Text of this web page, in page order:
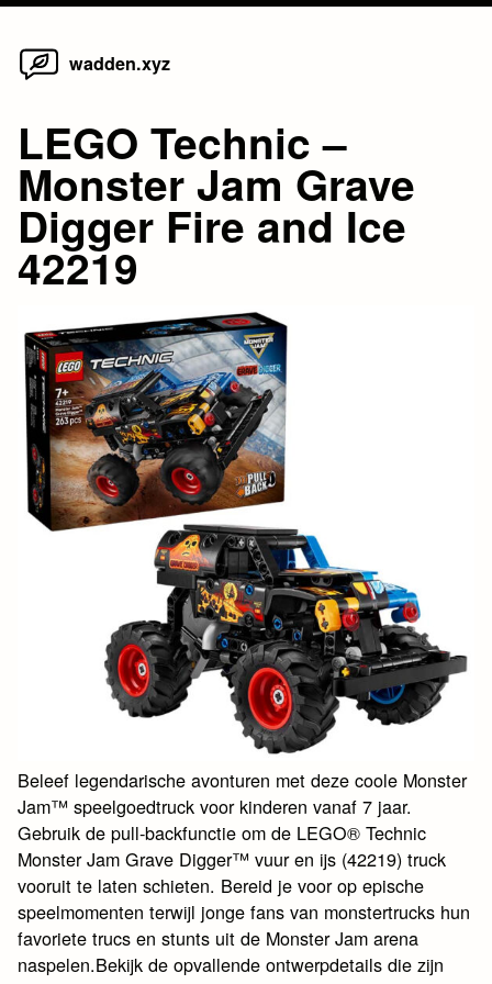
Skip
wadden.xyz
LEGO Technic –
Monster Jam Grave
Digger Fire and Ice
42219
Beleef legendarische avonturen met deze coole Monster
Jam™ speelgoedtruck voor kinderen vanaf 7 jaar.
Gebruik de pull-backfunctie om de LEGO® Technic
Monster Jam Grave Digger™ vuur en ijs (42219) truck
vooruit te laten schieten. Bereid je voor op epische
speelmomenten terwijl jonge fans van monstertrucks hun
favoriete trucs en stunts uit de Monster Jam arena
naspelen.Bekijk de opvallende ontwerpdetails die zijn